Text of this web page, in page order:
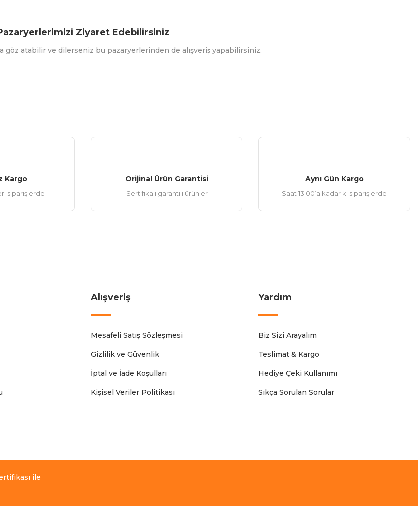
Ziyaret Edebilirsiniz
göz atabilir ve dilerseniz bu pazaryerlerinden de alışveriş yapabilirsiniz.
Kargo
siparişlerde
Orijinal Ürün Garantisi
Sertifikalı garantili ürünler
Aynı Gün Kargo
Saat 13:00’a kadar ki siparişlerde
Alışveriş
Mesafeli Satış Sözleşmesi
Gizlilik ve Güvenlik
İptal ve İade Koşulları
Kişisel Veriler Politikası
Yardım
Biz Sizi Arayalım
Teslimat & Kargo
Hediye Çeki Kullanımı
Sıkça Sorulan Sorular
ile